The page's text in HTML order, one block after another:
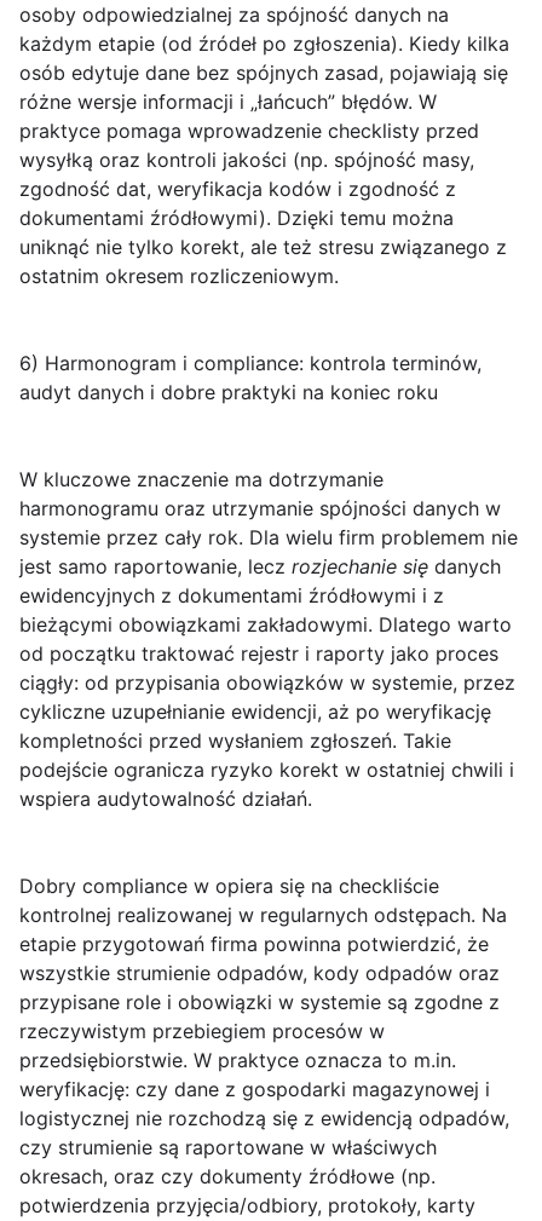
osoby odpowiedzialnej za spójność danych na
każdym etapie (od źródeł po zgłoszenia). Kiedy kilka
osób edytuje dane bez spójnych zasad, pojawiają się
różne wersje informacji i „łańcuch” błędów. W
praktyce pomaga wprowadzenie checklisty przed
wysyłką oraz kontroli jakości (np. spójność masy,
zgodność dat, weryfikacja kodów i zgodność z
dokumentami źródłowymi). Dzięki temu można
uniknąć nie tylko korekt, ale też stresu związanego z
ostatnim okresem rozliczeniowym.
6) Harmonogram i compliance: kontrola terminów,
audyt danych i dobre praktyki na koniec roku
W kluczowe znaczenie ma dotrzymanie
harmonogramu oraz utrzymanie spójności danych w
systemie przez cały rok. Dla wielu firm problemem nie
jest samo raportowanie, lecz rozjechanie się danych
ewidencyjnych z dokumentami źródłowymi i z
bieżącymi obowiązkami zakładowymi. Dlatego warto
od początku traktować rejestr i raporty jako proces
ciągły: od przypisania obowiązków w systemie, przez
cykliczne uzupełnianie ewidencji, aż po weryfikację
kompletności przed wysłaniem zgłoszeń. Takie
podejście ogranicza ryzyko korekt w ostatniej chwili i
wspiera audytowalność działań.
Dobry compliance w opiera się na checkliście
kontrolnej realizowanej w regularnych odstępach. Na
etapie przygotowań firma powinna potwierdzić, że
wszystkie strumienie odpadów, kody odpadów oraz
przypisane role i obowiązki w systemie są zgodne z
rzeczywistym przebiegiem procesów w
przedsiębiorstwie. W praktyce oznacza to m.in.
weryfikację: czy dane z gospodarki magazynowej i
logistycznej nie rozchodzą się z ewidencją odpadów,
czy strumienie są raportowane w właściwych
okresach, oraz czy dokumenty źródłowe (np.
potwierdzenia przyjęcia/odbiory, protokoły, karty